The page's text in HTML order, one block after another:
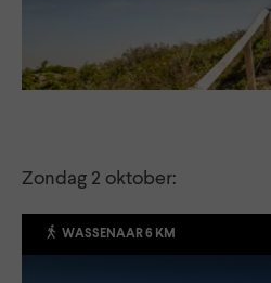
Zondag 2 oktober:
WASSENAAR 6 KM